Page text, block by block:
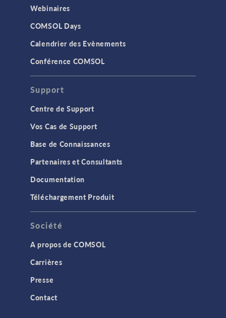
Webinaires
COMSOL Days
Calendrier des Evènements
Conférence COMSOL
Support
Centre de Support
Vos Cas de Support
Base de Connaissances
Partenaires et Consultants
Documentation
Téléchargement Produit
Société
A propos de COMSOL
Carrières
Presse
Contact